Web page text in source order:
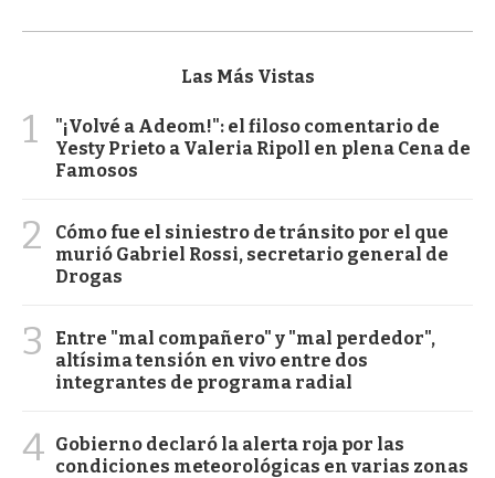
Las Más Vistas
1
"¡Volvé a Adeom!": el filoso comentario de
Yesty Prieto a Valeria Ripoll en plena Cena de
Famosos
2
Cómo fue el siniestro de tránsito por el que
murió Gabriel Rossi, secretario general de
Drogas
3
Entre "mal compañero" y "mal perdedor",
altísima tensión en vivo entre dos
integrantes de programa radial
4 Gobierno declaró la alerta roja por las
condiciones meteorológicas en varias zonas